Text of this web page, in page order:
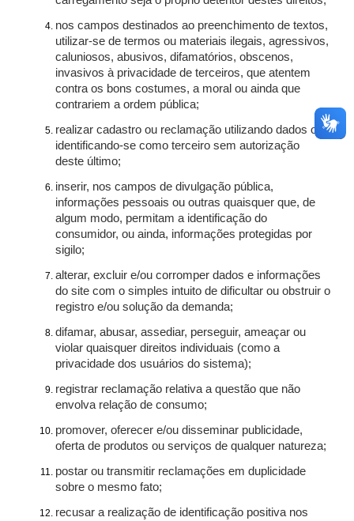
nos campos destinados ao preenchimento de textos,
utilizar-se de termos ou materiais ilegais, agressivos,
caluniosos, abusivos, difamatórios, obscenos,
invasivos à privacidade de terceiros, que atentem
contra os bons costumes, a moral ou ainda que
contrariem a ordem pública;
realizar cadastro ou reclamação utilizando dados ou
identificando-se como terceiro sem autorização
deste último;
inserir, nos campos de divulgação pública,
informações pessoais ou outras quaisquer que, de
algum modo, permitam a identificação do
consumidor, ou ainda, informações protegidas por
sigilo;
alterar, excluir e/ou corromper dados e informações
do site com o simples intuito de dificultar ou obstruir o
registro e/ou solução da demanda;
difamar, abusar, assediar, perseguir, ameaçar ou
violar quaisquer direitos individuais (como a
privacidade dos usuários do sistema);
registrar reclamação relativa a questão que não
envolva relação de consumo;
promover, oferecer e/ou disseminar publicidade,
oferta de produtos ou serviços de qualquer natureza;
postar ou transmitir reclamações em duplicidade
sobre o mesmo fato;
recusar a realização de identificação positiva nos